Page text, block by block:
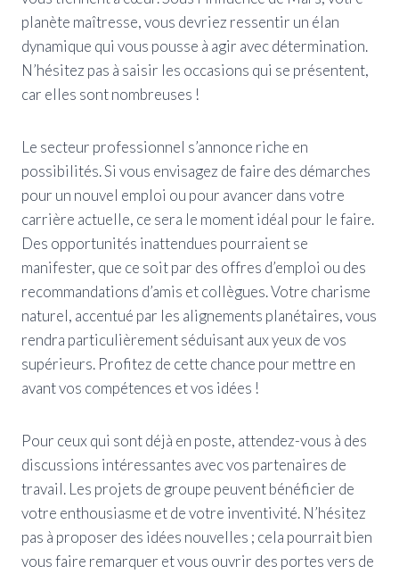
planète maîtresse, vous devriez ressentir un élan
dynamique qui vous pousse à agir avec détermination.
N’hésitez pas à saisir les occasions qui se présentent,
car elles sont nombreuses !
Le secteur professionnel s’annonce riche en
possibilités. Si vous envisagez de faire des démarches
pour un nouvel emploi ou pour avancer dans votre
carrière actuelle, ce sera le moment idéal pour le faire.
Des opportunités inattendues pourraient se
manifester, que ce soit par des offres d’emploi ou des
recommandations d’amis et collègues. Votre charisme
naturel, accentué par les alignements planétaires, vous
rendra particulièrement séduisant aux yeux de vos
supérieurs. Profitez de cette chance pour mettre en
avant vos compétences et vos idées !
Pour ceux qui sont déjà en poste, attendez-vous à des
discussions intéressantes avec vos partenaires de
travail. Les projets de groupe peuvent bénéficier de
votre enthousiasme et de votre inventivité. N’hésitez
pas à proposer des idées nouvelles ; cela pourrait bien
vous faire remarquer et vous ouvrir des portes vers de